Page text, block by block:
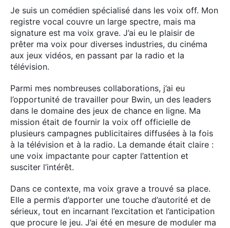
Je suis un comédien spécialisé dans les voix off. Mon
registre vocal couvre un large spectre, mais ma
signature est ma voix grave. J’ai eu le plaisir de
prêter ma voix pour diverses industries, du cinéma
aux jeux vidéos, en passant par la radio et la
télévision.
Parmi mes nombreuses collaborations, j’ai eu
l’opportunité de travailler pour Bwin, un des leaders
dans le domaine des jeux de chance en ligne. Ma
mission était de fournir la voix off officielle de
plusieurs campagnes publicitaires diffusées à la fois
à la télévision et à la radio. La demande était claire :
une voix impactante pour capter l’attention et
susciter l’intérêt.
Dans ce contexte, ma voix grave a trouvé sa place.
Elle a permis d’apporter une touche d’autorité et de
sérieux, tout en incarnant l’excitation et l’anticipation
que procure le jeu. J’ai été en mesure de moduler ma